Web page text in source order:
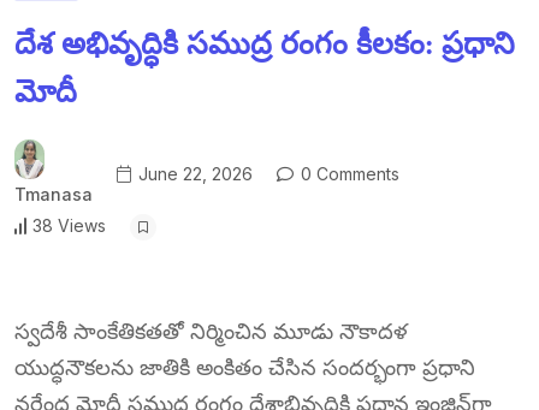
దేశ అభివృద్ధికి సముద్ర రంగం కీలకం: ప్రధాని
మోదీ
Tmanasa
June 22, 2026 0 Comments
38 Views
స్వదేశీ సాంకేతికతతో నిర్మించిన మూడు నౌకాదళ
యుద్ధనౌకలను జాతికి అంకితం చేసిన సందర్భంగా ప్రధాని
నరేంద్ర మోదీ సముద్ర రంగం దేశాభివృద్ధికి ప్రధాన ఇంజిన్‌గా